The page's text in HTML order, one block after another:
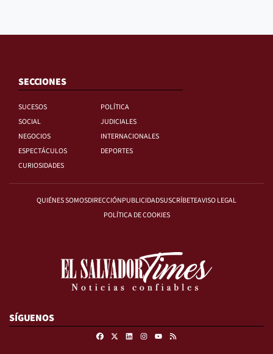
SECCIONES
SUCESOS
POLÍTICA
SOCIAL
JUDICIALES
NEGOCIOS
INTERNACIONALES
ESPECTÁCULOS
DEPORTES
CURIOSIDADES
QUIÉNES SOMOSDIRECCIÓNPUBLICIDADSUSCRÍBETEAVISO LEGAL
POLÍTICA DE COOKIES
SÍGUENOS
FacebookLinkedinInstagram